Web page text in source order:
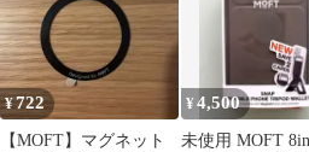
¥722
【MOFT】マグネット
¥4,500
未使用 MOFT